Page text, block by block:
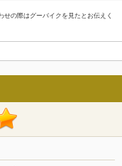
せの際はグーバイクを見たとお伝えく